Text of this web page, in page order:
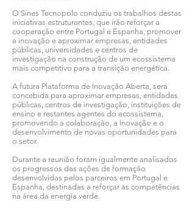
O Sines Tecnopolo conduziu os trabalhos destas
iniciativas estruturantes, que irão reforçar a
cooperação entre Portugal e Espanha, promover
a inovação e aproximar empresas, entidades
públicas, universidades e centros de
investigação na construção de um ecossistema
mais competitivo para a transição energética.
A futura Plataforma de Inovação Aberta, será
concebida para aproximar empresas, entidades
públicas, centros de investigação, instituições de
ensino e restantes agentes do ecossistema,
promovendo a colaboração, a inovação e o
desenvolvimento de novas oportunidades para
o setor.
Durante a reunião foram igualmente analisados
os progressos das ações de formação
desenvolvidas pelos parceiros em Portugal e
Espanha, destinadas a reforçar as competências
na área da energia verde.